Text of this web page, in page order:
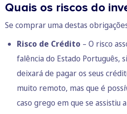
Quais os riscos do
Se comprar uma destas
Risco de Crédito – O risco
falência do Estado Português,
deixará de pagar os seus
muito remoto, mas que é
caso grego em que se assistiu